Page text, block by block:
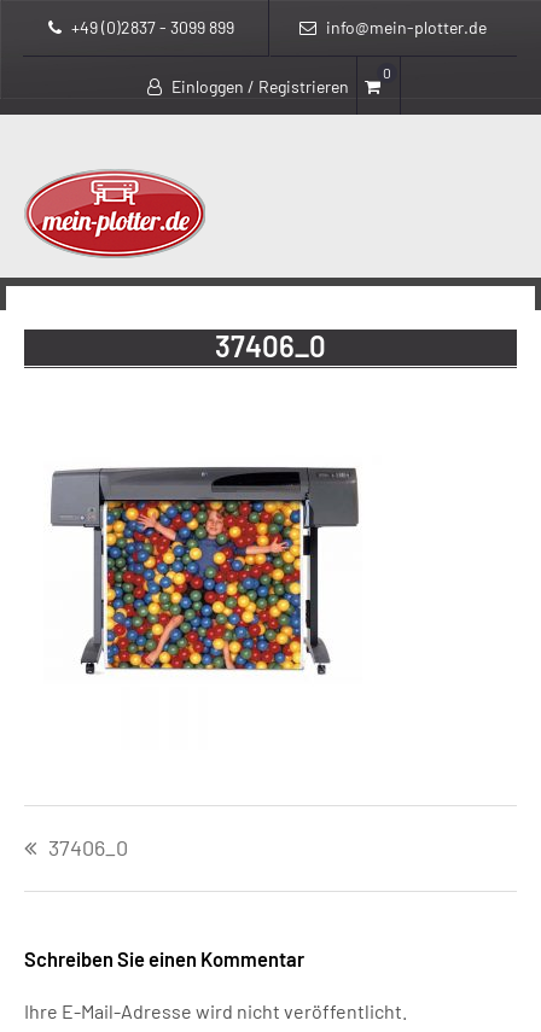
+49 (0)2837 - 3099 899 info@mein-plotter.de
Einloggen / Registrieren
0
>
37406_0
37406_0
Schreiben Sie einen Kommentar
Ihre E-Mail-Adresse wird nicht veröffentlicht.